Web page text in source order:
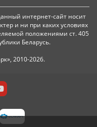
интернет-сайт носит
и ни при каких условиях
положениями ст. 405
Беларусь.
2010-2026.